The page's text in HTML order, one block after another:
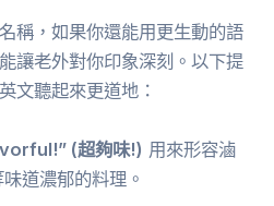
稱，如果你還能用更生動的語
讓老外對你印象深刻。以下提
文聽起來更道地：
(超夠味!) 用來形容滷
道濃郁的料理。